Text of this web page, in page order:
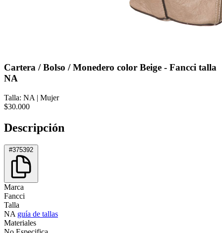
Cartera / Bolso / Monedero color Beige - Fancci talla
NA
Talla: NA | Mujer
$30.000
Descripción
#375392
Marca
Fancci
Talla
NA guía de tallas
Materiales